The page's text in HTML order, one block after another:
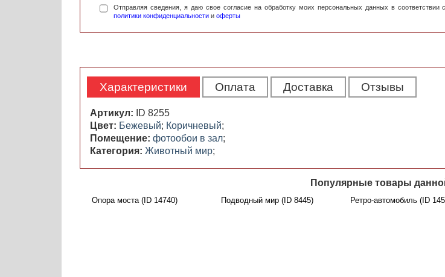
Отправляя сведения, я даю свое согласие на обработку моих персональных данных в
политики конфиденциальности и оферты
Характеристики Оплата Доставка Отзывы
Артикул:
ID 8255
Цвет: Бежевый; Коричневый;
Помещение: фотообои в зал;
Категория: Животный мир;
Популярные товары
Опора моста (ID 14740) Подводный мир (ID 8445) Ретро-автомобиль (ID